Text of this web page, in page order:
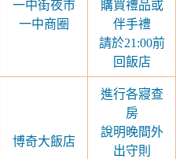
一中街夜市
一中商圈
購買禮品或
伴手禮
請於21:00前
回飯店
博奇大飯店
進行各寢查
房
說明晚間外
出守則